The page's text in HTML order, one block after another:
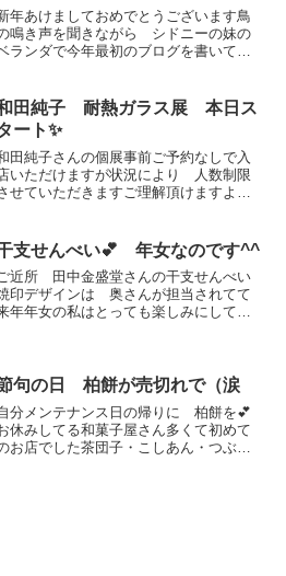
年あけましておめでとうございます鳥
鳴き声を聞きながら シドニーの妹の
ランダで今年最初のブログを書いてい
お客さま＆うつわ＆作家さん 全てタ
イミングですね^...
田純子 耐熱ガラス展 本日ス
ート✨
田純子さんの個展事前ご予約なしで入
いただけますが状況により 人数制限
せていただきますご理解頂けますよう
りいただく対応にさせていただきまし
た：：：：：：：：：：...
支せんべい💕 年女なのです^^
近所 田中金盛堂さんの干支せんべい
印デザインは 奥さんが担当されてて
年年女の私はとっても楽しみにしてい
せんべいを✨いい感じで...
句の日 柏餅が売切れで（涙
分メンテナンス日の帰りに 柏餅を💕
休みしてる和菓子屋さん多くて初めて
お店でした茶団子・こしあん・つぶあ